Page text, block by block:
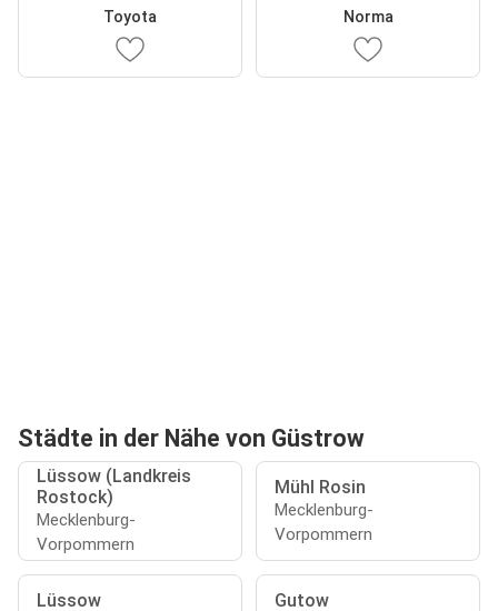
Toyota Norma
Städte in der Nähe von Güstrow
Lüssow (Landkreis
Rostock)
Mecklenburg-
Vorpommern
Mühl Rosin
Mecklenburg-
Vorpommern
Lüssow Gutow